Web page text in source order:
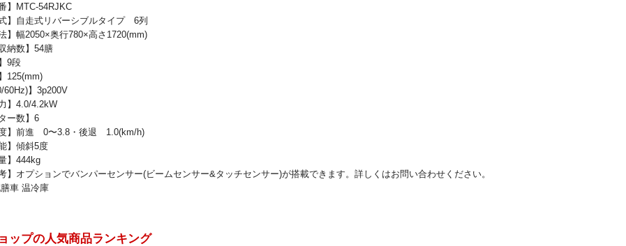
MTC-54RJKC
自走式リバーシブルタイプ 6列
】幅2050×奥行780×高さ1720(mm)
納数】54膳
9段
125(mm)
60Hz)】3p200V
】4.0/4.2kW
ー数】6
度】前進 0〜3.8・後退 1.0(km/h)
】傾斜5度
444kg
オプションでバンパーセンサー(ビームセンサー&タッチセンサー)が搭載できます。詳しくはお問い合わせください。
車 温冷庫
ップの人気商品ランキング